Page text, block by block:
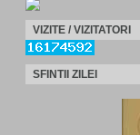
VIZITE / VIZITATORI
SFINTII ZILEI